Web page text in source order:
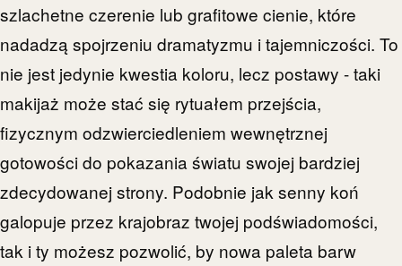
szlachetne czerenie lub grafitowe cienie, które
nadadzą spojrzeniu dramatyzmu i tajemniczości. To
nie jest jedynie kwestia koloru, lecz postawy - taki
makijaż może stać się rytuałem przejścia,
fizycznym odzwierciedleniem wewnętrznej
gotowości do pokazania światu swojej bardziej
zdecydowanej strony. Podobnie jak senny koń
galopuje przez krajobraz twojej podświadomości,
tak i ty możesz pozwolić, by nowa paleta barw